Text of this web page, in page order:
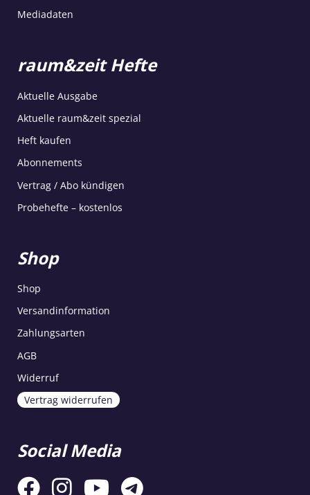
Mediadaten
raum&zeit Hefte
Aktuelle Ausgabe
Aktuelle raum&zeit spezial
Heft kaufen
Abonnements
Vertrag / Abo kündigen
Probehefte – kostenlos
Shop
Shop
Versandinformation
Zahlungsarten
AGB
Widerruf
Vertrag widerrufen
Social Media